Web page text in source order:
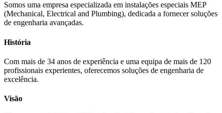
Somos uma empresa especializada em instalações especiais MEP
(Mechanical, Electrical and Plumbing), dedicada a fornecer soluções
de engenharia avançadas.
História
Com mais de 34 anos de experiência e uma equipa de mais de 120
profissionais experientes, oferecemos soluções de engenharia de
excelência.
Visão